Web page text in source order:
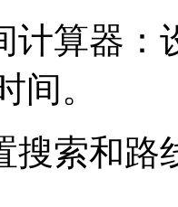
计算器
间。
搜索和路